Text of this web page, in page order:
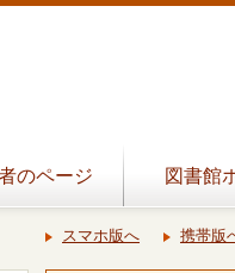
のページ 図書館
スマホ版へ 携帯版